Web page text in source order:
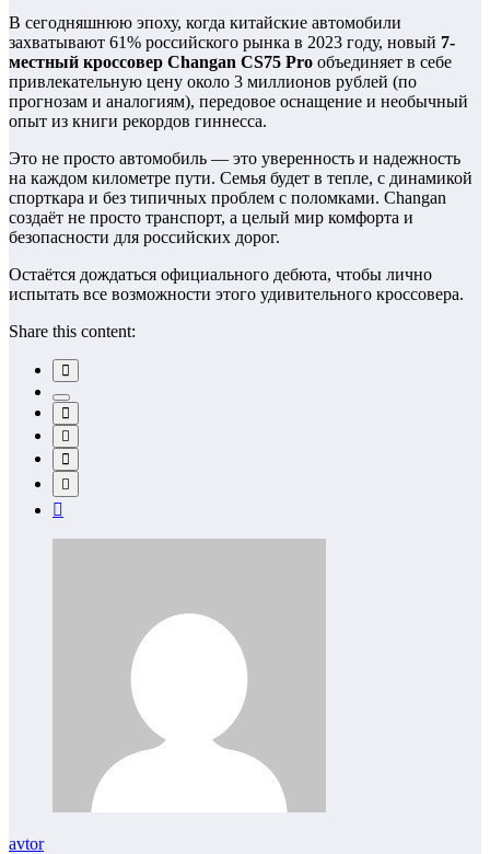
В сегодняшнюю эпоху, когда китайские автомобили
захватывают 61% российского рынка в 2023 году, новый 7-
местный кроссовер Changan CS75 Pro объединяет в себе
привлекательную цену около 3 миллионов рублей (по
прогнозам и аналогиям), передовое оснащение и необычный
опыт из книги рекордов гиннесса.
Это не просто автомобиль — это уверенность и надежность
на каждом километре пути. Семья будет в тепле, с динамикой
спорткара и без типичных проблем с поломками. Changan
создаёт не просто транспорт, а целый мир комфорта и
безопасности для российских дорог.
Остаётся дождаться официального дебюта, чтобы лично
испытать все возможности этого удивительного кроссовера.
Share this content:
avtor